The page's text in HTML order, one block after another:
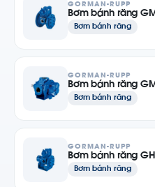
GORMAN-RUPP
Bơm bánh răng
Bơm bánh răng
GORMAN-RUPP
Bơm bánh răng
Bơm bánh răng
GORMAN-RUPP
Bơm bánh răng
Bơm bánh răng